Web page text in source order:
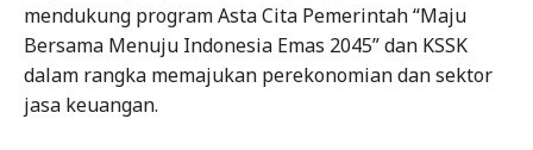
mendukung program Asta Cita Pemerintah “Maju
Bersama Menuju Indonesia Emas 2045” dan KSSK
dalam rangka memajukan perekonomian dan sektor
jasa keuangan.